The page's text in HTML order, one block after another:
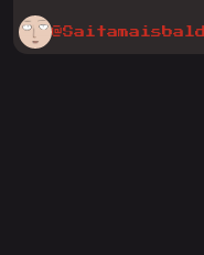
@Saitamaisbald